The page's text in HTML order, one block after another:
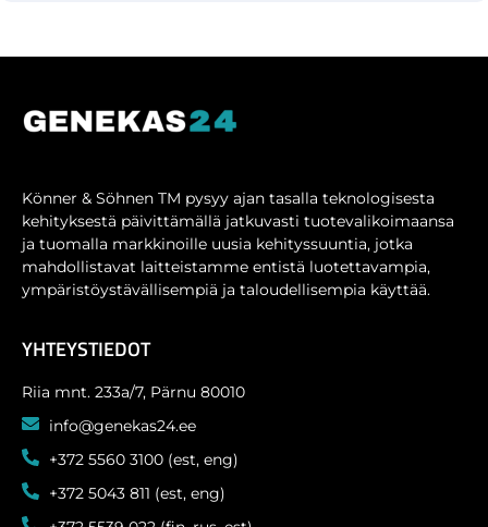
Könner & Söhnen TM pysyy ajan tasalla teknologisesta
kehityksestä päivittämällä jatkuvasti tuotevalikoimaansa
ja tuomalla markkinoille uusia kehityssuuntia, jotka
mahdollistavat laitteistamme entistä luotettavampia,
ympäristöystävällisempiä ja taloudellisempia käyttää.
YHTEYSTIEDOT
Riia mnt. 233a/7, Pärnu 80010
info@genekas24.ee
+372 5560 3100 (est, eng)
+372 5043 811 (est, eng)